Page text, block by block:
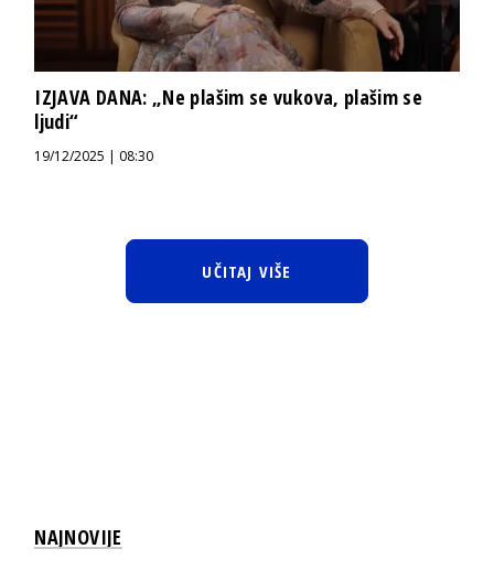
IZJAVA DANA: „Ne plašim se vukova, plašim se
ljudi“
19/12/2025 | 08:30
UČITAJ VIŠE
NAJNOVIJE